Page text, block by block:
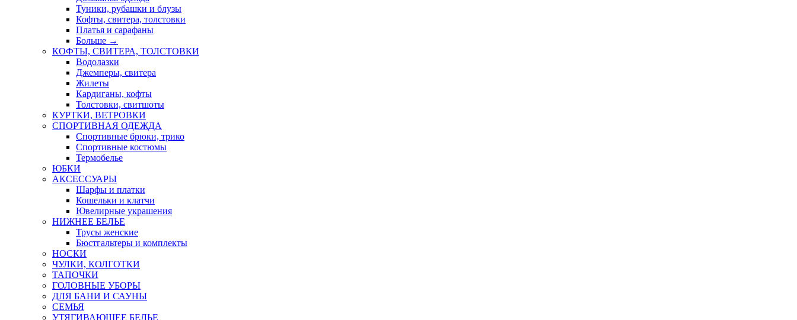
Туники, рубашки и блузы
Кофты, свитера, толстовки
Платья и сарафаны
Больше →
КОФТЫ, СВИТЕРА, ТОЛСТОВКИ
Водолазки
Джемперы, свитера
Жилеты
Кардиганы, кофты
Толстовки, свитшоты
КУРТКИ, ВЕТРОВКИ
СПОРТИВНАЯ ОДЕЖДА
Спортивные брюки, трико
Спортивные костюмы
Термобелье
ЮБКИ
AКСЕССУАРЫ
Шарфы и платки
Кошельки и клатчи
Ювелирные украшения
НИЖНЕЕ БЕЛЬЕ
Трусы женские
Бюстгальтеры и комплекты
НОСКИ
ЧУЛКИ, КОЛГОТКИ
ТАПОЧКИ
ГОЛОВНЫЕ УБОРЫ
ДЛЯ БАНИ И САУНЫ
СЕМЬЯ
УТЯГИВАЮЩЕЕ БЕЛЬЕ